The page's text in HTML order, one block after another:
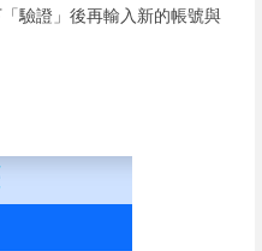
驗證」後再輸入新的帳號與